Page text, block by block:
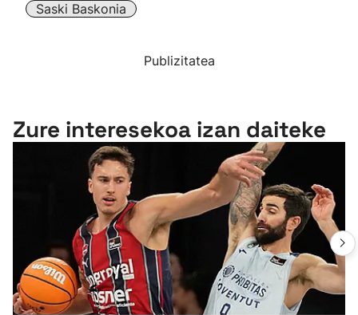
Saski Baskonia
Publizitatea
Zure interesekoa izan daiteke